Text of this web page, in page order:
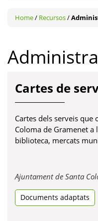
cerca
Home/ Recursos/
Cartes de
Cartes dels serveis
Coloma de Gramenet a
biblioteca, mercats
Ajuntament de Santa
Documents adaptats